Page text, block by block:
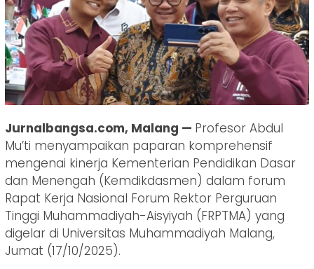
Jurnalbangsa.com, Malang — Profesor Abdul
Mu’ti menyampaikan paparan komprehensif
mengenai kinerja Kementerian Pendidikan Dasar
dan Menengah (Kemdikdasmen) dalam forum
Rapat Kerja Nasional Forum Rektor Perguruan
Tinggi Muhammadiyah-Aisyiyah (FRPTMA) yang
digelar di Universitas Muhammadiyah Malang,
Jumat (17/10/2025).